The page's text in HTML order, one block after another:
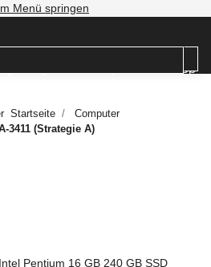
Menü springen
Startseite
Computer
3411 (Strategie A)